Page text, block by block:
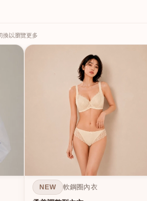
換以瀏覽更多
NEW 軟鋼圈內衣